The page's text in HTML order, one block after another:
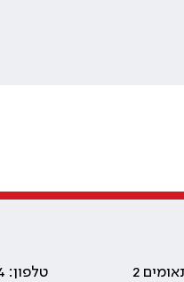
טלפון: 03-6100444